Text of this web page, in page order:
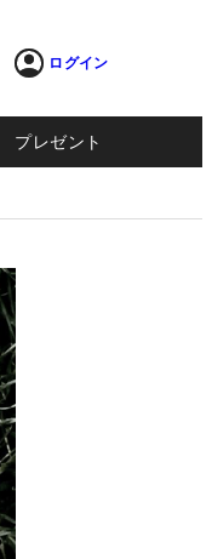
ログイン
プレゼント